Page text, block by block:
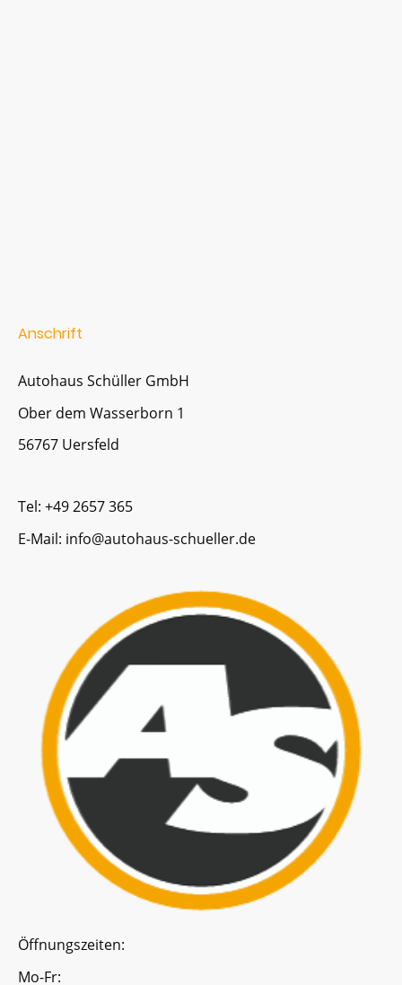
Anschrift
Autohaus Schüller GmbH
Ober dem Wasserborn 1
56767 Uersfeld
Tel: +49 2657 365
E-Mail: info@autohaus-schueller.de
Öffnungszeiten:
Mo-Fr: